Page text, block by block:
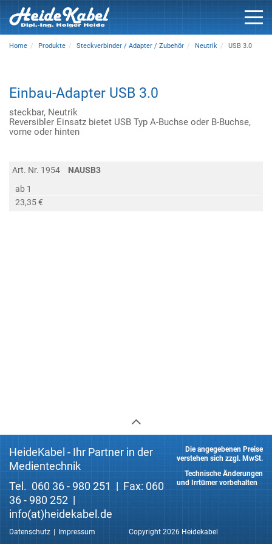
Home Produkte Steckverbinder / Adapter / Zubehör Neutrik USB 3.0
Einbau-Adapter USB 3.0
steckbar, Neutrik
Reversibler Einsatz bietet USB Typ A-Buchse oder B-Buchse,
vorne oder hinten
Art. Nr. 1954
NAUSB3
ab 1
23,35 €
HeideKabel - Ihr Partner in der
Medientechnik
Tel. 060 36 - 980 251 | Fax: 060
36 - 980 252 |
info(at)heidekabel.de
Die angegebenen Preise
verstehen sich zzgl. MwSt.
Technische Änderungen
und Irrtümer vorbehalten
Datenschutz Impressum Copyright 2026 Heidekabel